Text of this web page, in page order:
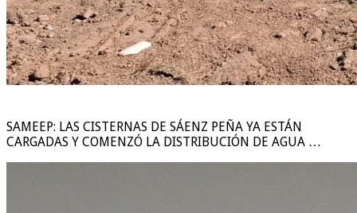
SAMEEP: LAS CISTERNAS DE SÁENZ PEÑA YA ESTÁN
CARGADAS Y COMENZÓ LA DISTRIBUCIÓN DE AGUA …